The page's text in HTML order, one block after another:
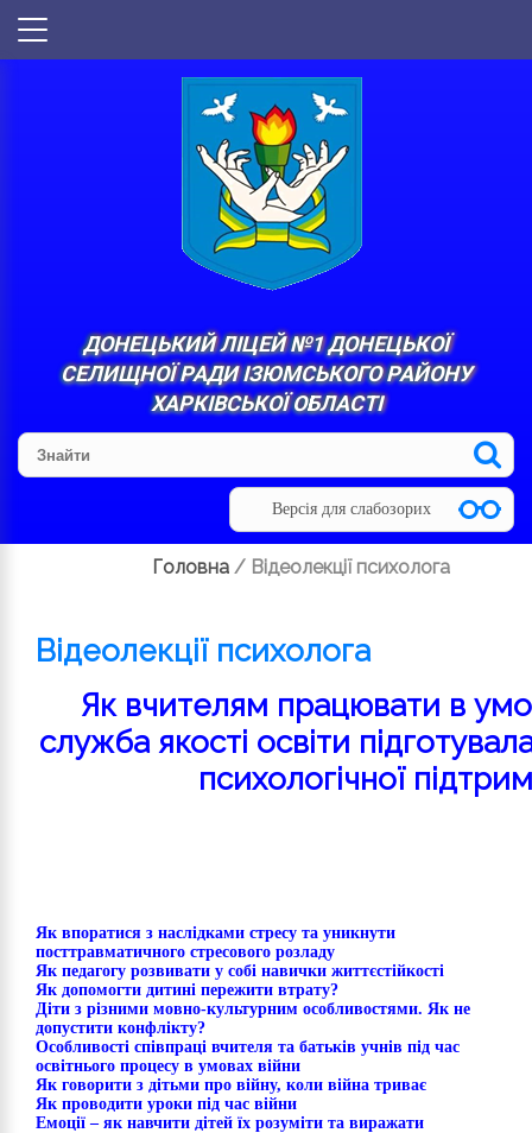
ДОНЕЦЬКИЙ ЛІЦЕЙ №1 ДОНЕЦЬКОЇ
СЕЛИЩНОЇ РАДИ ІЗЮМСЬКОГО РАЙОНУ
ХАРКІВСЬКОЇ ОБЛАСТІ
Версія для слабозорих
Головна / Відеолекції психолога
Відеолекції психолога
Як вчителям працювати в
служба якості освіти
психологічної
Як впоратися з наслідками стресу та уникнути
посттравматичного стресового розладу
Як педагогу розвивати у собі навички життєстійкості
Як допомогти дитині пережити втрату?
Діти з різними мовно-культурним особливостями. Як не
допустити конфлікту?
Особливості співпраці вчителя та батьків учнів під час
освітнього процесу в умовах війни
Як говорити з дітьми про війну, коли війна триває
Як проводити уроки під час війни
Емоції – як навчити дітей їх розуміти та виражати